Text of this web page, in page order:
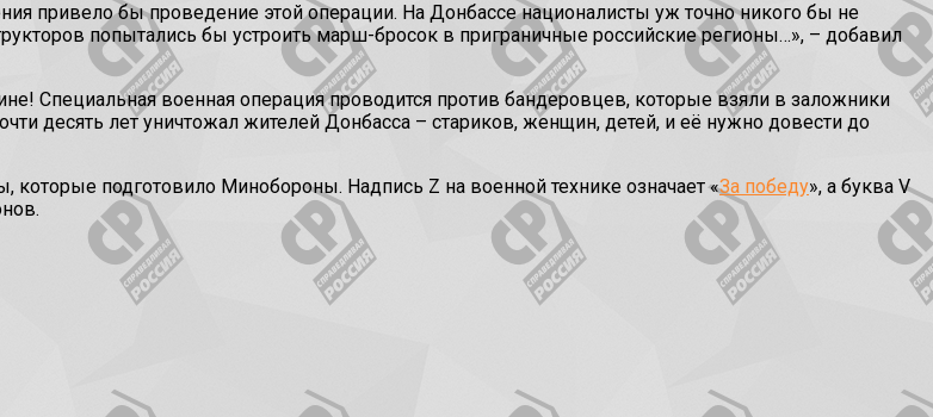
привело бы проведение этой операции. На Донбассе националисты уж точно никого бы не
попытались бы устроить марш-бросок в приграничные российские регионы…», – добавил
Специальная военная операция проводится против бандеровцев, которые взяли в заложники
десять лет уничтожал жителей Донбасса – стариков, женщин, детей, и её нужно довести до
подготовило Минобороны. Надпись Z на военной технике означает «За победу», а буква V